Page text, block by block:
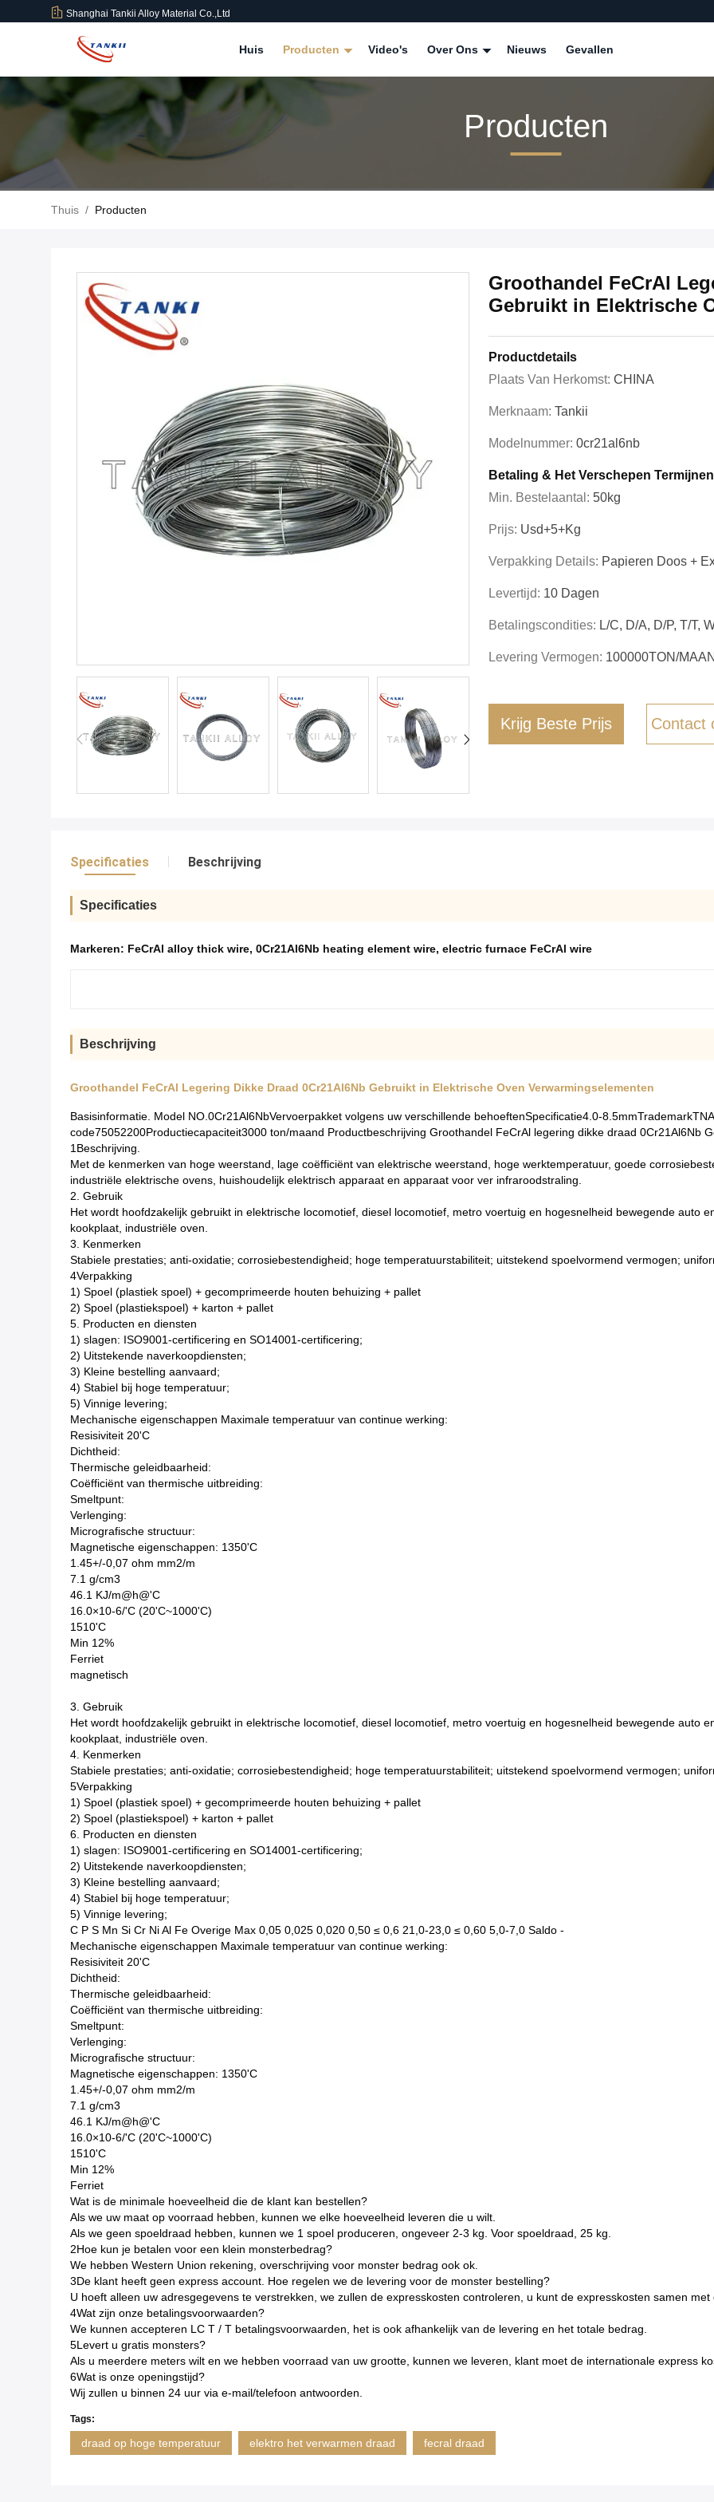
Shanghai Tankii Alloy Material Co.,Ltd
Huis Producten Video's Over Ons Nieuws Gevallen
Producten
Thuis / Producten
Groothandel FeCrAl
Gebruikt in Elektrische
Productdetails
Plaats Van Herkomst: CHINA
Merknaam: Tankii
Modelnummer: 0cr21al6nb
Betaling & Het Verschepen Termijnen
Min. Bestelaantal: 50kg
Prijs: Usd+5+kg
Verpakking Details: Papieren Doos +
Levertijd: 10 Dagen
Betalingscondities: L/C, D/A, D/P, T/T,
Levering Vermogen: 100000TON/MAAN
Krijg Beste Prijs Contact
Specificaties Beschrijving
Specificaties
Markeren: FeCrAl alloy thick wire, 0Cr21Al6Nb heating element wire, electric furnace FeCrAl wire
Beschrijving
Groothandel FeCrAl Legering Dikke Draad 0Cr21Al6Nb Gebruikt in Elektrische Oven Verwarmingselementen
Basisinformatie. Model NO.0Cr21Al6NbVervoerpakket volgens uw verschillende behoeftenSpecificatie4.0-
code75052200Productiecapaciteit3000 ton/maand Productbeschrijving Groothandel FeCrAl legering dikke draad 0Cr21Al6Nb
1Beschrijving.
Met de kenmerken van hoge weerstand, lage coëfficiënt van elektrische weerstand, hoge werktemperatuur, goede
industriële elektrische ovens, huishoudelijk elektrisch apparaat en apparaat voor ver infraroodstraling.
2. Gebruik
Het wordt hoofdzakelijk gebruikt in elektrische locomotief, diesel locomotief, metro voertuig en hogesnelheid bewegende auto
kookplaat, industriële oven.
3. Kenmerken
Stabiele prestaties; anti-oxidatie; corrosiebestendigheid; hoge temperatuurstabiliteit; uitstekend spoelvormend vermogen;
4Verpakking
1) Spoel (plastiek spoel) + gecomprimeerde houten behuizing + pallet
2) Spoel (plastiekspoel) + karton + pallet
5. Producten en diensten
1) slagen: ISO9001-certificering en SO14001-certificering;
2) Uitstekende naverkoopdiensten;
3) Kleine bestelling aanvaard;
4) Stabiel bij hoge temperatuur;
5) Vinnige levering;
Mechanische eigenschappen Maximale temperatuur van continue werking:
Resisiviteit 20'C
Dichtheid:
Thermische geleidbaarheid:
Coëfficiënt van thermische uitbreiding:
Smeltpunt:
Verlenging:
Micrografische structuur:
Magnetische eigenschappen: 1350'C
1.45+/-0,07 ohm mm2/m
7.1 g/cm3
46.1 KJ/m@h@'C
16.0×10-6/'C (20'C~1000'C)
1510'C
Min 12%
Ferriet
magnetisch
3. Gebruik
Het wordt hoofdzakelijk gebruikt in elektrische locomotief, diesel locomotief, metro voertuig en hogesnelheid bewegende auto
kookplaat, industriële oven.
4. Kenmerken
Stabiele prestaties; anti-oxidatie; corrosiebestendigheid; hoge temperatuurstabiliteit; uitstekend spoelvormend vermogen;
5Verpakking
1) Spoel (plastiek spoel) + gecomprimeerde houten behuizing + pallet
2) Spoel (plastiekspoel) + karton + pallet
6. Producten en diensten
1) slagen: ISO9001-certificering en SO14001-certificering;
2) Uitstekende naverkoopdiensten;
3) Kleine bestelling aanvaard;
4) Stabiel bij hoge temperatuur;
5) Vinnige levering;
C P S Mn Si Cr Ni Al Fe Overige Max 0,05 0,025 0,020 0,50 ≤ 0,6 21,0-23,0 ≤ 0,60 5,0-7,0 Saldo -
Mechanische eigenschappen Maximale temperatuur van continue werking:
Resisiviteit 20'C
Dichtheid:
Thermische geleidbaarheid:
Coëfficiënt van thermische uitbreiding:
Smeltpunt:
Verlenging:
Micrografische structuur:
Magnetische eigenschappen: 1350'C
1.45+/-0,07 ohm mm2/m
7.1 g/cm3
46.1 KJ/m@h@'C
16.0×10-6/'C (20'C~1000'C)
1510'C
Min 12%
Ferriet
Wat is de minimale hoeveelheid die de klant kan bestellen?
Als we uw maat op voorraad hebben, kunnen we elke hoeveelheid leveren die u wilt.
Als we geen spoeldraad hebben, kunnen we 1 spoel produceren, ongeveer 2-3 kg. Voor spoeldraad, 25 kg.
2Hoe kun je betalen voor een klein monsterbedrag?
We hebben Western Union rekening, overschrijving voor monster bedrag ook ok.
3De klant heeft geen express account. Hoe regelen we de levering voor de monster bestelling?
U hoeft alleen uw adresgegevens te verstrekken, we zullen de expresskosten controleren, u kunt de expresskosten samen met
4Wat zijn onze betalingsvoorwaarden?
We kunnen accepteren LC T / T betalingsvoorwaarden, het is ook afhankelijk van de levering en het totale bedrag.
5Levert u gratis monsters?
Als u meerdere meters wilt en we hebben voorraad van uw grootte, kunnen we leveren, klant moet de internationale express
6Wat is onze openingstijd?
Wij zullen u binnen 24 uur via e-mail/telefoon antwoorden.
Tags:
draad op hoge temperatuur elektro het verwarmen draad fecral draad